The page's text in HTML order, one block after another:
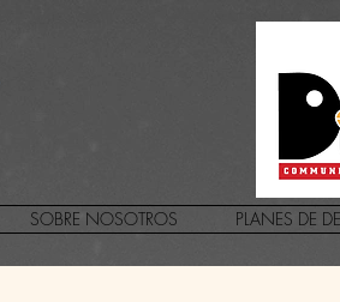
SOBRE NOSOTROS PLANES DE